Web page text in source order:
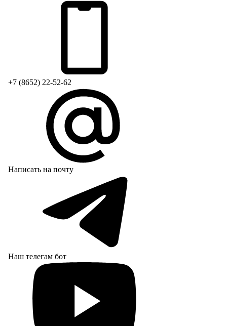
+7 (8652) 22-52-62
Написать на почту
Наш телегам бот